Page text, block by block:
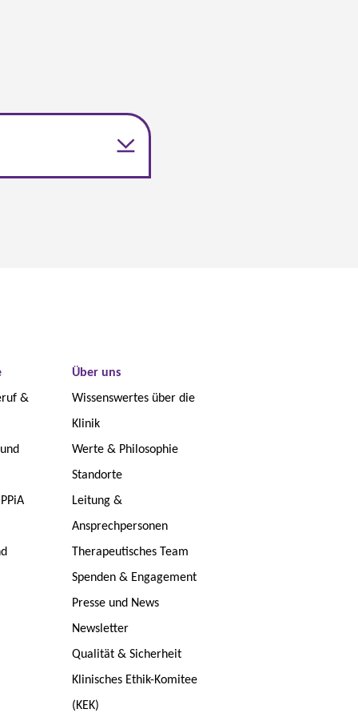
&
Über uns
Wissenswertes über die
Klinik
Werte & Philosophie
Standorte
Leitung &
Ansprechpersonen
Therapeutisches Team
Spenden & Engagement
Presse und News
Newsletter
Qualität & Sicherheit
Klinisches Ethik-Komitee
(KEK)